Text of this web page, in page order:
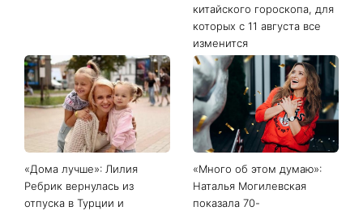
китайского гороскопа, для
которых с 11 августа все
изменится
«Дома лучше»: Лилия
Ребрик вернулась из
отпуска в Турции и
«Много об этом думаю»:
Наталья Могилевская
показала 70-